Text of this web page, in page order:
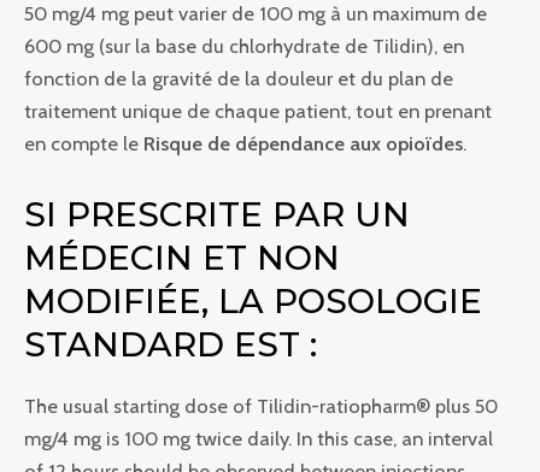
50 mg/4 mg peut varier de 100 mg à un maximum de
600 mg (sur la base du chlorhydrate de Tilidin), en
fonction de la gravité de la douleur et du plan de
traitement unique de chaque patient, tout en prenant
en compte le Risque de dépendance aux opioïdes.
SI PRESCRITE PAR UN
MÉDECIN ET NON
MODIFIÉE, LA POSOLOGIE
STANDARD EST :
The usual starting dose of Tilidin-ratiopharm® plus 50
mg/4 mg is 100 mg twice daily. In this case, an interval